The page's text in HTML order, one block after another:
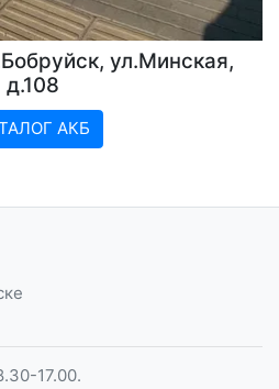
ул.Минская,
д.108
АКБ
17.00.